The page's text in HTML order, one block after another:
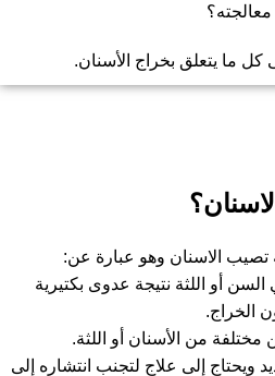
ما يتعلق بخراج الأسنان.
تصيب الاسنان وهو عبارة عن:
أو اللثة نتيجة عدوى بكتيرية
الخراج.
من الأسنان أو اللثة.
ويحتاج إلى علاج لتجنب انتشاره إلى